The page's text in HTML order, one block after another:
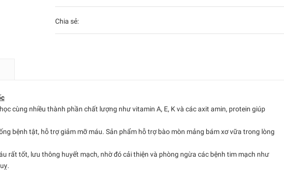
Chia sẻ:
cùng nhiều thành phần chất lượng như vitamin A, E, K và các axit amin, protein giúp
bệnh tật, hỗ trợ giảm mỡ máu. Sản phẩm hỗ trợ bào mòn mảng bám xơ vữa trong lòng
rất tốt, lưu thông huyết mạch, nhờ đó cải thiện và phòng ngừa các bệnh tim mạch như